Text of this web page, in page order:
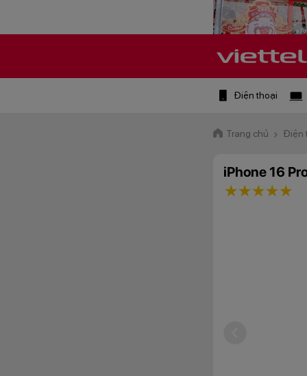
Điện thoại
Trang chủ Điện
iPhone 16
4
3 stars
2 stars
1 star